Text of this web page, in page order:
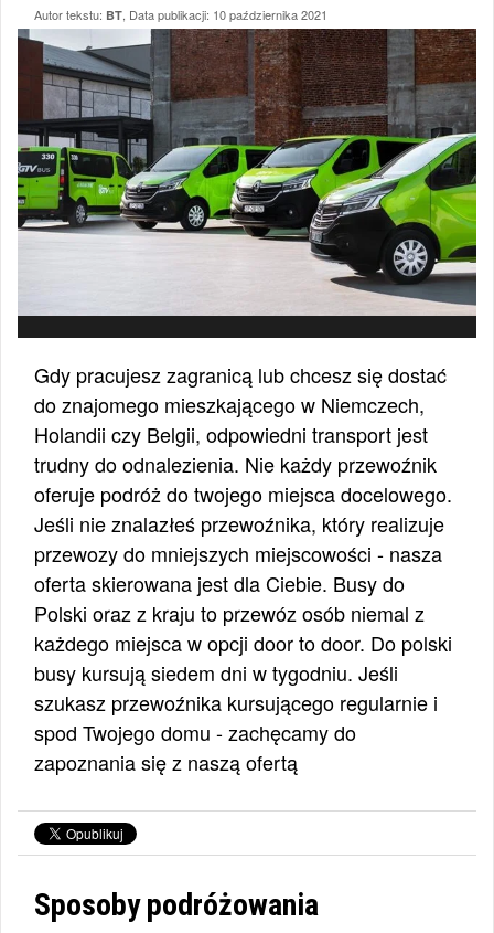
Autor tekstu: BT , Data publikacji: 10 października 2021
Gdy pracujesz zagranicą lub chcesz się dostać
do znajomego mieszkającego w Niemczech,
Holandii czy Belgii, odpowiedni transport jest
trudny do odnalezienia. Nie każdy przewoźnik
oferuje podróż do twojego miejsca docelowego.
Jeśli nie znalazłeś przewoźnika, który realizuje
przewozy do mniejszych miejscowości - nasza
oferta skierowana jest dla Ciebie. Busy do
Polski oraz z kraju to przewóz osób niemal z
każdego miejsca w opcji door to door. Do polski
busy kursują siedem dni w tygodniu. Jeśli
szukasz przewoźnika kursującego regularnie i
spod Twojego domu - zachęcamy do
zapoznania się z naszą ofertą
Sposoby podróżowania